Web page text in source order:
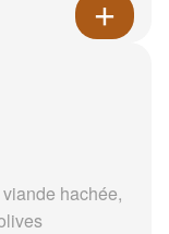
hachée,